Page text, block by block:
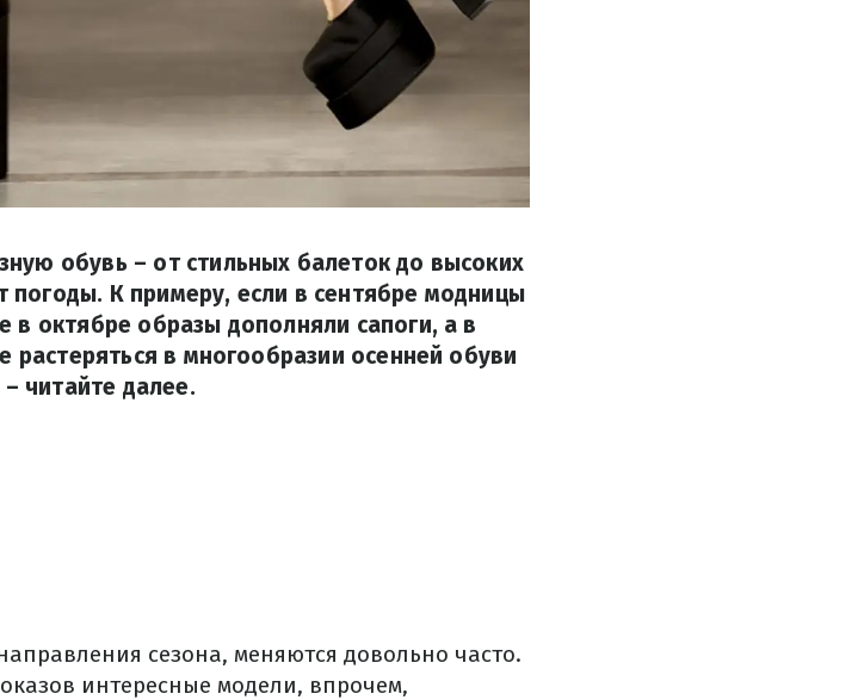
обувь – от стильных балеток до высоких
погоды. К примеру, если в сентябре модницы
октябре образы дополняли сапоги, а в
растеряться в многообразии осенней обуви
читайте далее.
сезона, меняются довольно часто.
интересные модели, впрочем,